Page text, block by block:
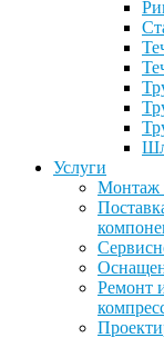
Услуги
Монтаж
Ремонт